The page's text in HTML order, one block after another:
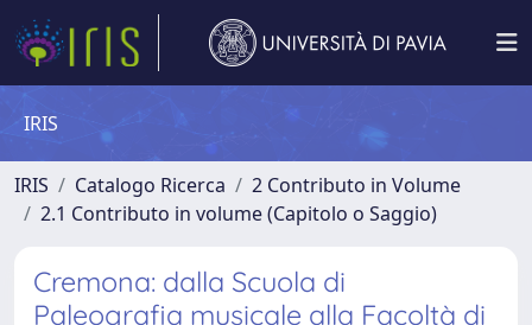
IRIS
IRIS Catalogo Ricerca
2 Contributo in Volume
2.1 Contributo in volume (Capitolo o Saggio)
Cremona: dalla Scuola di
Paleografia musicale alla Facoltà di